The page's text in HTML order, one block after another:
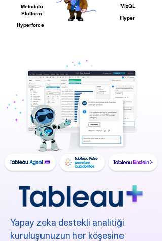
Metadata
Platform
Hyperforce
VizQL
Hyper
Yapay zeka destekli analitiği
kuruluşunuzun her köşesine